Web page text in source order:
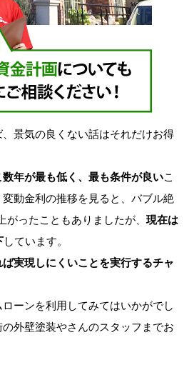
景気の良くない話はそれだけお得
年が最も低く、最も条件が良いこ
動金利の推移を見ると、バブル絶
ったこともありましたが、 現在は
しています。
実現しにくいことを実行するチャ
ーンを利用してみてはいかがでし
外壁塗装やさんのスタッフまでお